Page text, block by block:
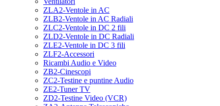
ZLA2-Ventole in AC
ZLB2-Ventole in AC Radiali
ZLC2-Ventole in DC 2 fili
ZLD2-Ventole in DC Radiali
ZLE2-Ventole in DC 3 fili
ZLF2-Accessori
Ricambi Audio e Video
ZB2-Cinescopi
ZC2-Testine e puntine Audio
ZE2-Tuner TV
ZD2-Testine Video (VCR)